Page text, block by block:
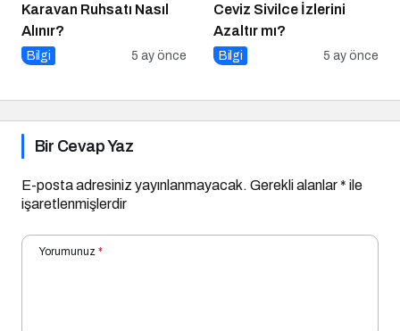
Karavan Ruhsatı Nasıl
Alınır?
Bilgi 5 ay önce
Ceviz Sivilce İzlerini
Azaltır mı?
Bilgi 5 ay önce
Bir Cevap Yaz
E-posta adresiniz yayınlanmayacak. Gerekli alanlar* ile
işaretlenmişlerdir
Yorumunuz *